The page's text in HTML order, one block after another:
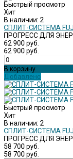
Быстрый просмотр
Хит
В наличии: 2
СПЛИТ-СИСТЕМА
ПРОГРЕСС ДЛЯ
62 900 руб.
62 900 руб.
В корзину
Добавлено
Быстрый просмотр
Хит
В наличии: 2
СПЛИТ-СИСТЕМА
ПРОГРЕСС ДЛЯ
58 700 руб.
58 700 руб.